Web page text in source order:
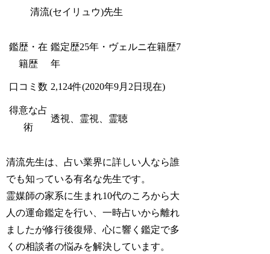
清流(セイリュウ)先生
鑑歴・在
籍歴
鑑定歴25年・ヴェルニ在籍歴7
年
口コミ数 2,124件(2020年9月2日現在)
得意な占
術
透視、霊視、霊聴
清流先生は、占い業界に詳しい人なら誰
でも知っている有名な先生です。
霊媒師の家系に生まれ10代のころから大
人の運命鑑定を行い、一時占いから離れ
ましたが修行後復帰、心に響く鑑定で多
くの相談者の悩みを解決しています。